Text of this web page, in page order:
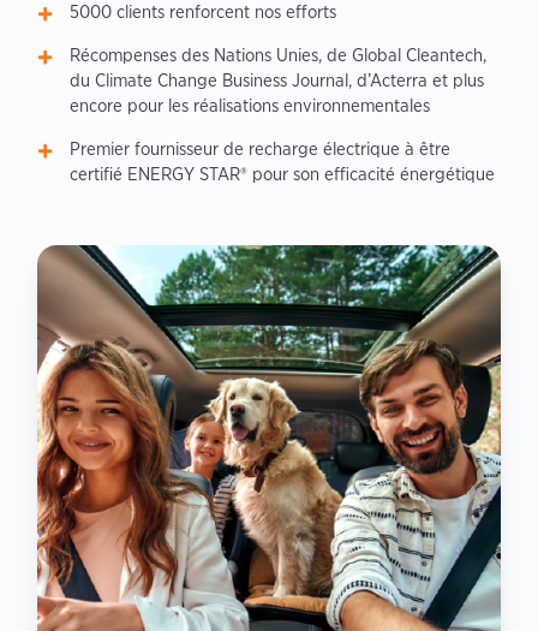
5000 clients renforcent nos efforts
Récompenses des Nations Unies, de Global Cleantech,
du Climate Change Business Journal, d’Acterra et plus
encore pour les réalisations environnementales
Premier fournisseur de recharge électrique à être
certifié ENERGY STAR® pour son efficacité énergétique